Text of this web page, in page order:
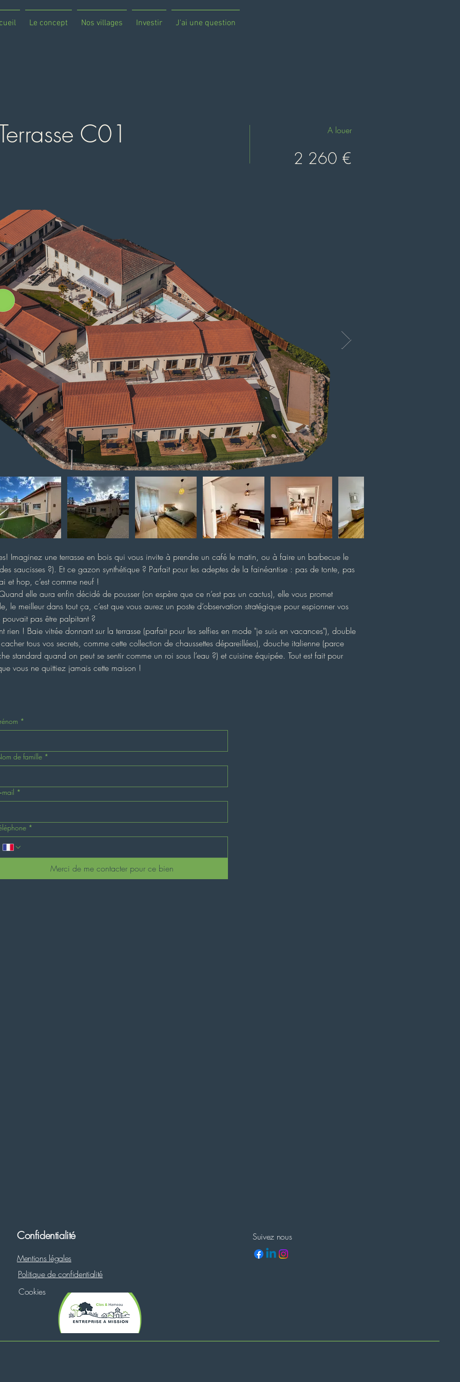
Le concept Nos villages Investir J'ai une question
C01 A louer
2 260 €
Imaginez une terrasse en bois qui vous invite à prendre un café le matin, ou à faire un barbecue le
saucisses ?). Et ce gazon synthétique ? Parfait pour les adeptes de la fainéantise : pas de tonte, pas
et hop, c’est comme neuf !
elle aura enfin décidé de pousser (on espère que ce n’est pas un cactus), elle vous promet
le meilleur dans tout ça, c’est que vous aurez un poste d’observation stratégique pour espionner vos
pas être palpitant ?
rien ! Baie vitrée donnant sur la terrasse (parfait pour les selfies en mode "je suis en vacances"), double
tous vos secrets, comme cette collection de chaussettes dépareillées), douche italienne (parce
standard quand on peut se sentir comme un roi sous l’eau ?) et cuisine équipée. Tout est fait pour
vous ne quittiez jamais cette maison !
*
de famille *
*
*
Merci de me contacter pour ce bien
Confidentialité
Mentions légales
Politique de confidentialité
Cookies
Suivez nous